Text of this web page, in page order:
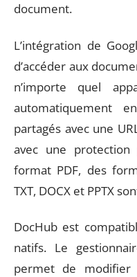
document.
L’intégration de
d’accéder aux
n’importe quel
automatiquement
partagés avec une
avec une
format PDF, des
TXT, DOCX et PPTX
DocHub est
natifs. Le
permet de modifier